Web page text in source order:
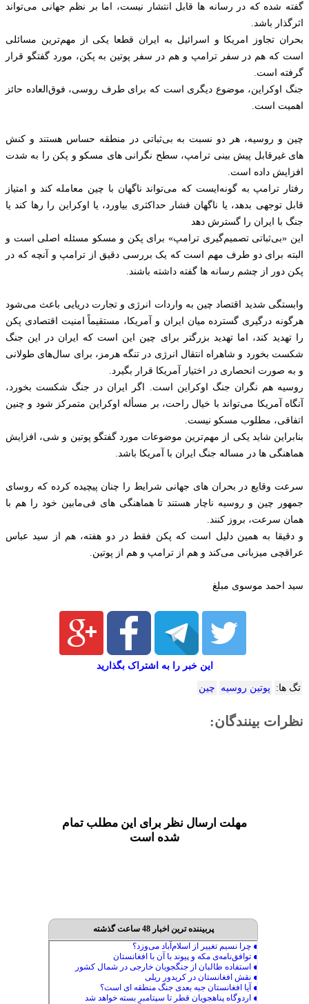
گفته شده که در رسانه ها قابل انتشار نیست، اما بر نظم جهانی می‌تواند
اثرگذار باشد.
بحران تجاوز امریکا و اسرائیل به ایران قطعا یکی از مهم‌ترین مسائلی
است که هم در سفر ترامپ و هم در سفر پوتین به پکن، مورد گفتگو قرار
گرفته است.
جنگ اوکراين، موضوع دیگری است که برای طرف روسی، فوق‌العاده حائز
اهميت است.
چین و روسيه، هر دو نسبت به بی‌ثباتی در منطقه حساس هستند و کنش
های غیرقابل پیش بینی ترامپ، سطح نگرانی های مسکو و پکن را به شدت
افزايش داده است.
رفتار ترامپ به گونه‌ایست که می‌تواند ناگهان با چین معامله کند و امتیاز
قابل توجهی بدهد، یا ناگهان فشار حداکثری بیاورد، یا اوکراین را رها کند یا
جنگ با ایران را گسترش دهد
این «بی‌ثباتی تصمیم‌گیری ترامپ» برای پکن و مسکو مسئله اصلی است و
البته برای دو طرف مهم است که یک بررسی دقیق از ترامپ و آنچه که در
پکن دور از چشم رسانه ها گفته داشته باشند.
وابستگی شدید اقتصاد چین به واردات انرژی و تجارت دریایی باعث می‌شود
هرگونه درگیری گسترده میان ایران و آمریکا، مستقیماً امنیت اقتصادی پکن
را تهدید کند، اما تهدید بزرگتر برای چین این است که ایران در این جنگ
شکست بخورد و شاهراه انتقال انرژی در تنگه هرمز، برای سال‌های طولانی
و به صورت انحصاری در اختیار آمریکا قرار بگیرد.
روسيه هم نگران جنگ اوکراين است. اگر ایران در جنگ شکست بخورد،
آنگاه آمریکا می‌تواند با خیال راحت، بر مسأله اوکراين متمرکز شود و چنين
اتفاقی، مطلوب‌ مسکو نیست.
بنابراین شاید یکی از مهم‌ترین موضوعات مورد گفتگو پوتین و شی، افزایش
هماهنگی ها در مساله جنگ ایران با آمریکا باشد.
سرعت وقایع در بحران های جهانی شرایط را چنان پیچیده کرده که روسای
جمهور چین و روسیه ناچار هستند تا هماهنگی های فی‌مابین خود را هم با
همان سرعت، بروز کنند.
و دقیقا به همین دلیل است که پکن فقط در دو هفته، هم از سید عباس
عراقچی میزبانی می‌کند و هم از ترامپ و هم از پوتین.
سید احمد موسوی مبلغ
این خبر را به اشتراک بگذارید
تگ ها: پوتین روسیه چین
نظرات بینندگان:
مهلت ارسال نظر برای این مطلب تمام
شده است
پربیننده ترین اخبار 48 ساعت گذشته